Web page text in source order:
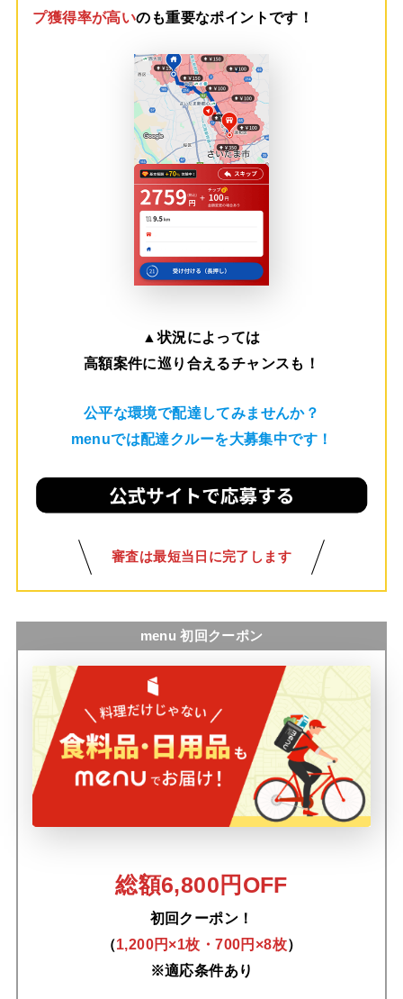
プ獲得率が高いのも重要なポイントです！
▲状況によっては
高額案件に巡り合えるチャンスも！
公平な環境で配達してみませんか？
menuでは配達クルーを大募集中です！
審査は最短当日に完了します
menu 初回クーポン
総額6,800円OFF
初回クーポン！
（1,200円×1枚・700円×8枚）
※適応条件あり